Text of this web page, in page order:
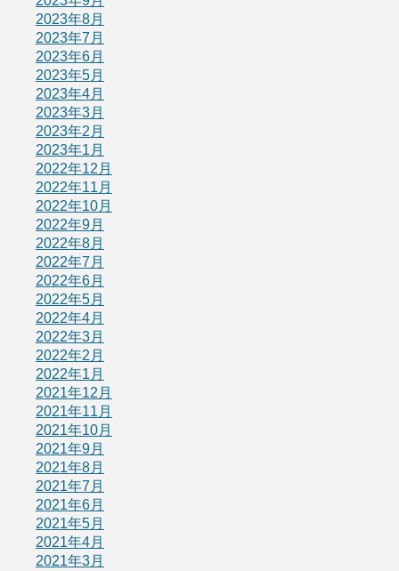
2023年8月
2023年7月
2023年6月
2023年5月
2023年4月
2023年3月
2023年2月
2023年1月
2022年12月
2022年11月
2022年10月
2022年9月
2022年8月
2022年7月
2022年6月
2022年5月
2022年4月
2022年3月
2022年2月
2022年1月
2021年12月
2021年11月
2021年10月
2021年9月
2021年8月
2021年7月
2021年6月
2021年5月
2021年4月
2021年3月